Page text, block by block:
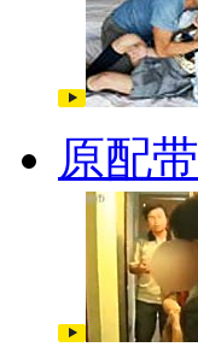
原配